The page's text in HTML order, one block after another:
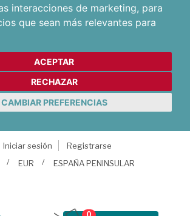
interacciones de marketing, para
que sean más relevantes para
ACEPTAR
RECHAZAR
CAMBIAR PREFERENCIAS
Iniciar sesión
Registrarse
EUR ESPAÑA PENINSULAR